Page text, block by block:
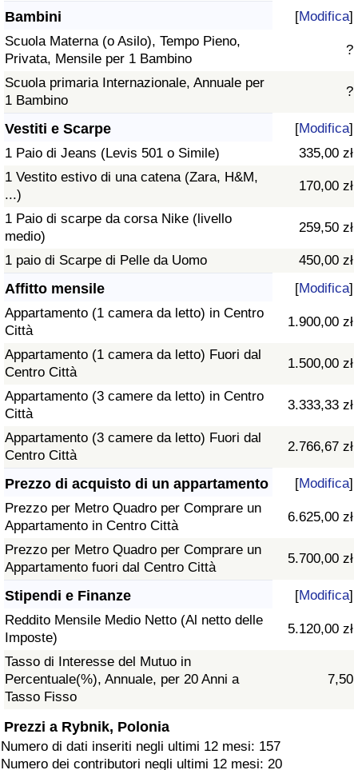
Bambini [Modifica]
Scuola Materna (o Asilo), Tempo Pieno,
Privata, Mensile per 1 Bambino
?
Scuola primaria Internazionale, Annuale per
1 Bambino
?
Vestiti e Scarpe [Modifica]
1 Paio di Jeans (Levis 501 o Simile)
335,00 zł
1 Vestito estivo di una catena (Zara, H&M,
...)
170,00 zł
1 Paio di scarpe da corsa Nike (livello
medio)
259,50 zł
1 paio di Scarpe di Pelle da Uomo 450,00 zł
Affitto mensile [Modifica]
Appartamento (1 camera da letto) in Centro
Città
1.900,00 zł
Appartamento (1 camera da letto) Fuori dal
Centro Città
1.500,00 zł
Appartamento (3 camere da letto) in Centro
Città
3.333,33 zł
Appartamento (3 camere da letto) Fuori dal
Centro Città
2.766,67 zł
Prezzo di acquisto di un appartamento [Modifica]
Prezzo per Metro Quadro per Comprare un
Appartamento in Centro Città
6.625,00 zł
Prezzo per Metro Quadro per Comprare un
Appartamento fuori dal Centro Città
5.700,00 zł
Stipendi e Finanze [Modifica]
Reddito Mensile Medio Netto (Al netto delle
Imposte)
5.120,00 zł
Tasso di Interesse del Mutuo in
Percentuale(%), Annuale, per 20 Anni a
Tasso Fisso
7,50
Prezzi a Rybnik, Polonia
Numero di dati inseriti negli ultimi 12 mesi: 157
Numero dei contributori negli ultimi 12 mesi: 20